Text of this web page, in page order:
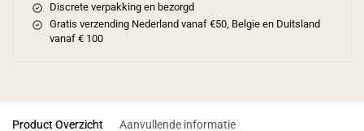
Discrete verpakking en bezorgd
Gratis verzending Nederland vanaf €50, Belgie en Duitsland
vanaf € 100
Product Overzicht Aanvullende informatie